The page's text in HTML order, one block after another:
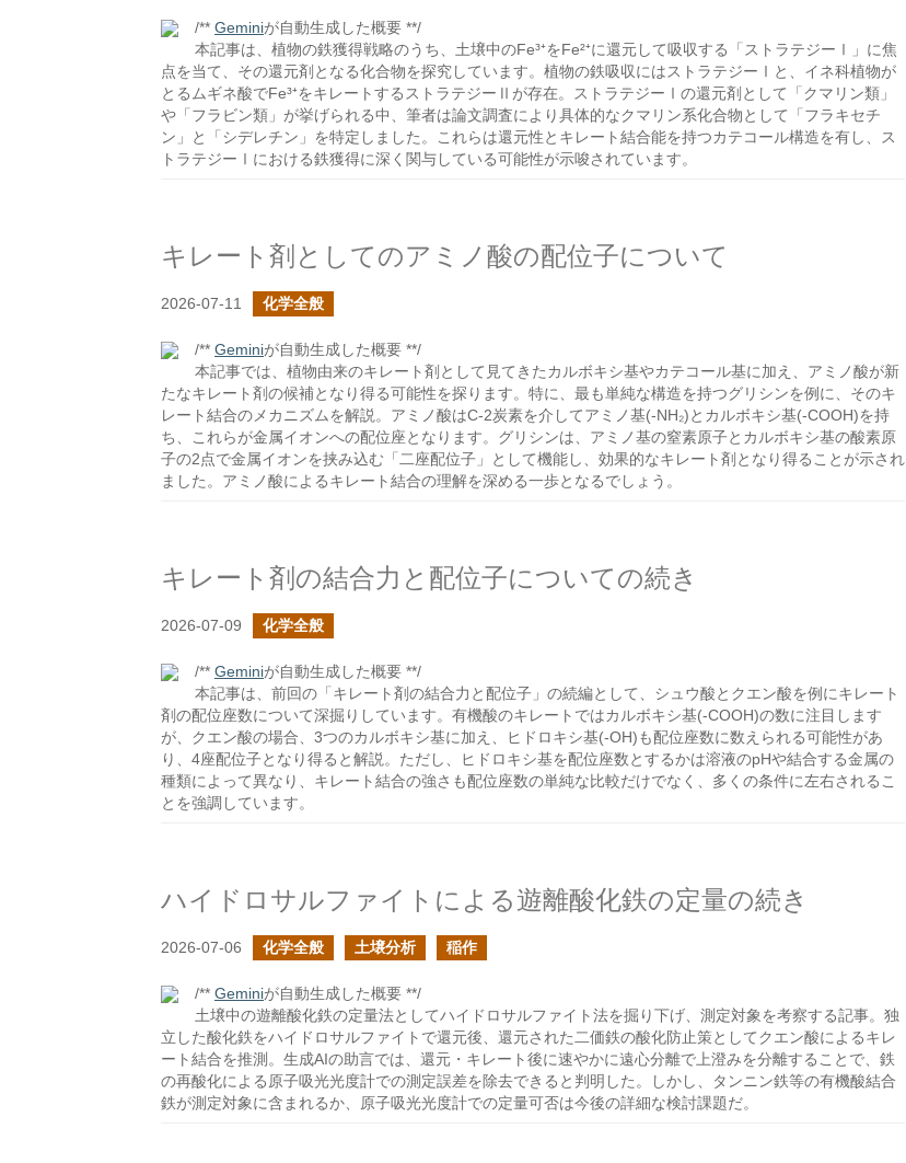
/** Geminiが自動生成した概要 **/
本記事は、植物の鉄獲得戦略のうち、土壌中のFe³⁺をFe²⁺に還元して吸収する「ストラテジーⅠ」に焦
点を当て、その還元剤となる化合物を探究しています。植物の鉄吸収にはストラテジーⅠと、イネ科植物が
とるムギネ酸でFe³⁺をキレートするストラテジーⅡが存在。ストラテジーⅠの還元剤として「クマリン類」
や「フラビン類」が挙げられる中、筆者は論文調査により具体的なクマリン系化合物として「フラキセチ
ン」と「シデレチン」を特定しました。これらは還元性とキレート結合能を持つカテコール構造を有し、ス
トラテジーⅠにおける鉄獲得に深く関与している可能性が示唆されています。
キレート剤としてのアミノ酸の配位子について
2026-07-11 化学全般
/** Geminiが自動生成した概要 **/
本記事では、植物由来のキレート剤として見てきたカルボキシ基やカテコール基に加え、アミノ酸が新
たなキレート剤の候補となり得る可能性を探ります。特に、最も単純な構造を持つグリシンを例に、そのキ
レート結合のメカニズムを解説。アミノ酸はC-2炭素を介してアミノ基(-NH₂)とカルボキシ基(-COOH)を持
ち、これらが金属イオンへの配位座となります。グリシンは、アミノ基の窒素原子とカルボキシ基の酸素原
子の2点で金属イオンを挟み込む「二座配位子」として機能し、効果的なキレート剤となり得ることが示され
ました。アミノ酸によるキレート結合の理解を深める一歩となるでしょう。
キレート剤の結合力と配位子についての続き
2026-07-09 化学全般
/** Geminiが自動生成した概要 **/
本記事は、前回の「キレート剤の結合力と配位子」の続編として、シュウ酸とクエン酸を例にキレート
剤の配位座数について深掘りしています。有機酸のキレートではカルボキシ基(-COOH)の数に注目します
が、クエン酸の場合、3つのカルボキシ基に加え、ヒドロキシ基(-OH)も配位座数に数えられる可能性があ
り、4座配位子となり得ると解説。ただし、ヒドロキシ基を配位座数とするかは溶液のpHや結合する金属の
種類によって異なり、キレート結合の強さも配位座数の単純な比較だけでなく、多くの条件に左右されるこ
とを強調しています。
ハイドロサルファイトによる遊離酸化鉄の定量の続き
2026-07-06 化学全般 土壌分析 稲作
/** Geminiが自動生成した概要 **/
土壌中の遊離酸化鉄の定量法としてハイドロサルファイト法を掘り下げ、測定対象を考察する記事。独
立した酸化鉄をハイドロサルファイトで還元後、還元された二価鉄の酸化防止策としてクエン酸によるキレ
ート結合を推測。生成AIの助言では、還元・キレート後に速やかに遠心分離で上澄みを分離することで、鉄
の再酸化による原子吸光光度計での測定誤差を除去できると判明した。しかし、タンニン鉄等の有機酸結合
鉄が測定対象に含まれるか、原子吸光光度計での定量可否は今後の詳細な検討課題だ。